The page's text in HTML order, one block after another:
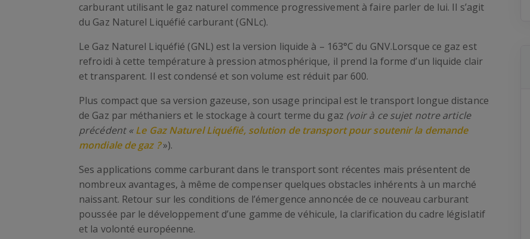
carburant utilisant le gaz naturel commence progressivement à faire parler de lui. Il s’agit
du Gaz Naturel Liquéfié carburant (GNLc).
Le Gaz Naturel Liquéfié (GNL) est la version liquide à – 163°C du GNV.Lorsque ce gaz est
refroidi à cette température à pression atmosphérique, il prend la forme d’un liquide clair
et transparent. Il est condensé et son volume est réduit par 600.
Plus compact que sa version gazeuse, son usage principal est le transport longue distance
de Gaz par méthaniers et le stockage à court terme du gaz (voir à ce sujet notre article
précédent «Le Gaz Naturel Liquéfié, solution de transport pour soutenir la demande
mondiale de gaz ? »).
Ses applications comme carburant dans le transport sont récentes mais présentent de
nombreux avantages, à même de compenser quelques obstacles inhérents à un marché
naissant. Retour sur les conditions de l’émergence annoncée de ce nouveau carburant
poussée par le développement d’une gamme de véhicule, la clarification du cadre législatif
et la volonté européenne.